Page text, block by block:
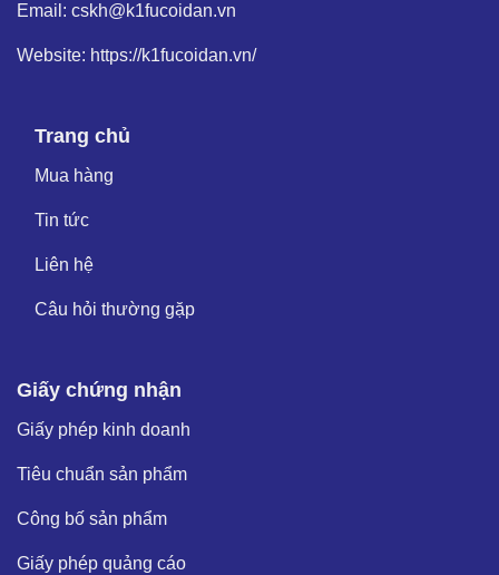
Email: cskh@k1fucoidan.vn
Website: https://k1fucoidan.vn/
Trang chủ
Mua hàng
Tin tức
Liên hệ
Câu hỏi thường gặp
Giấy chứng nhận
Giấy phép kinh doanh
Tiêu chuẩn sản phẩm
Công bố sản phẩm
Giấy phép quảng cáo